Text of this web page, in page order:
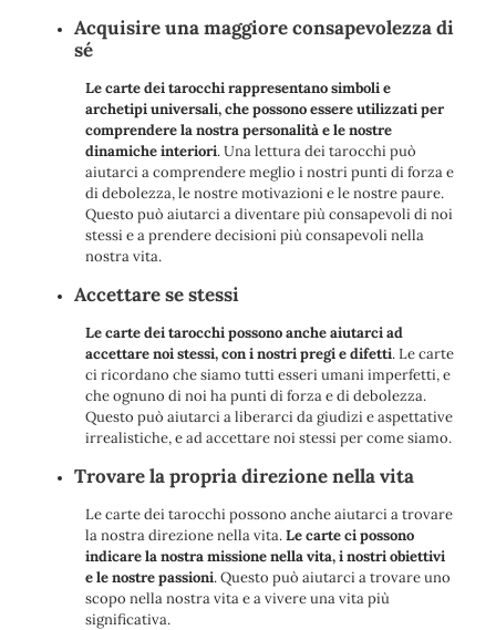
Acquisire una maggiore consapevolezza di
sé
Le carte dei tarocchi rappresentano simboli e
archetipi universali, che possono essere utilizzati per
comprendere la nostra personalità e le nostre
dinamiche interiori. Una lettura dei tarocchi può
aiutarci a comprendere meglio i nostri punti di forza e
di debolezza, le nostre motivazioni e le nostre paure.
Questo può aiutarci a diventare più consapevoli di noi
stessi e a prendere decisioni più consapevoli nella
nostra vita.
Accettare se stessi
Le carte dei tarocchi possono anche aiutarci ad
accettare noi stessi, con i nostri pregi e difetti. Le carte
ci ricordano che siamo tutti esseri umani imperfetti, e
che ognuno di noi ha punti di forza e di debolezza.
Questo può aiutarci a liberarci da giudizi e aspettative
irrealistiche, e ad accettare noi stessi per come siamo.
Trovare la propria direzione nella vita
Le carte dei tarocchi possono anche aiutarci a trovare
la nostra direzione nella vita.Le carte ci possono
indicare la nostra missione nella vita, i nostri obiettivi
e le nostre passioni. Questo può aiutarci a trovare uno
scopo nella nostra vita e a vivere una vita più
significativa.